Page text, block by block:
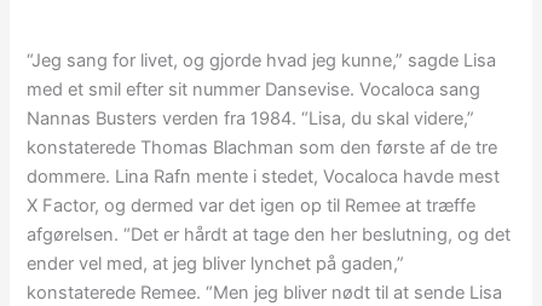
“Jeg sang for livet, og gjorde hvad jeg kunne,” sagde Lisa
med et smil efter sit nummer Dansevise. Vocaloca sang
Nannas Busters verden fra 1984. “Lisa, du skal videre,”
konstaterede Thomas Blachman som den første af de tre
dommere. Lina Rafn mente i stedet, Vocaloca havde mest
X Factor, og dermed var det igen op til Remee at træffe
afgørelsen. “Det er hårdt at tage den her beslutning, og det
ender vel med, at jeg bliver lynchet på gaden,”
konstaterede Remee. “Men jeg bliver nødt til at sende Lisa